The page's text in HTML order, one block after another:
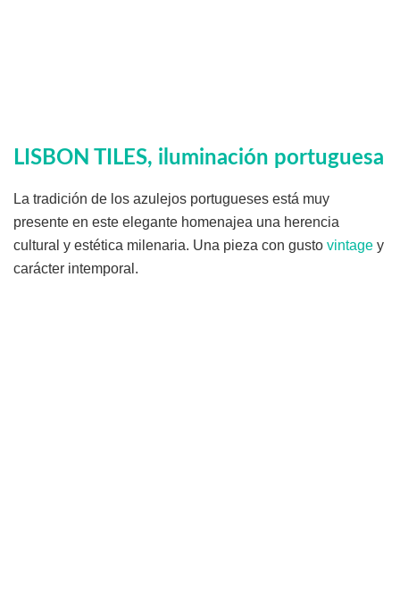
LISBON TILES, iluminación portuguesa
La tradición de los azulejos portugueses está muy
presente en este elegante homenajea una herencia
cultural y estética milenaria. Una pieza con gusto vintage y
carácter intemporal.